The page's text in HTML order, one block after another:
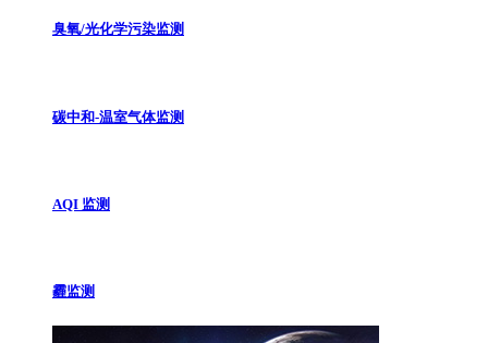
臭氧/光化学污染监测
碳中和-温室气体监测
AQI 监测
霾监测